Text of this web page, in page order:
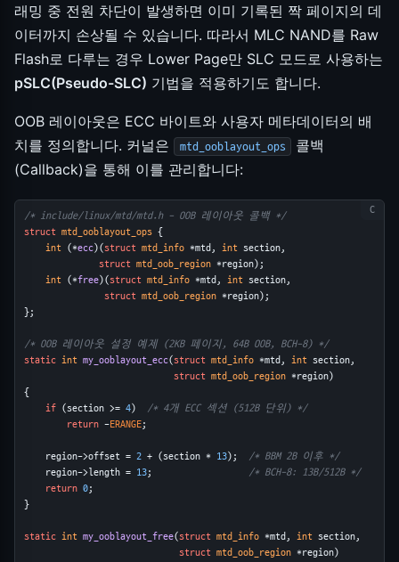
래밍 중 전원 차단이 발생하면 이미 기록된 짝 페이지의 데
이터까지 손상될 수 있습니다. 따라서 MLC NAND를 Raw
Flash로 다루는 경우 Lower Page만 SLC 모드로 사용하는
pSLC(Pseudo-SLC) 기법을 적용하기도 합니다.
OOB 레이아웃은 ECC 바이트와 사용자 메타데이터의 배
치를 정의합니다. 커널은
mtd_ooblayout_ops
콜백
(Callback)을 통해 이를 관리합니다:
/* include/linux/mtd/mtd.h - OOB 레이아웃 콜백 */
struct mtd_ooblayout_ops {
int (*ecc)(struct mtd_info *mtd, int section,
struct mtd_oob_region *region);
int (*free)(struct mtd_info *mtd, int section,
struct mtd_oob_region *region);
};
/* OOB 레이아웃 설정 예제 (2KB 페이지, 64B OOB, BCH-8) */
static int my_ooblayout_ecc(struct mtd_info *mtd, int section,
struct mtd_oob_region *region)
{
if (section >= 4)
/* 4개 ECC 섹션 (512B 단위) */
return -ERANGE;
    region->offset =
2 + (section * 13);
/* BBM 2B 이후 */
    region->length =
13;
/* BCH-8: 13B/512B */
return 0;
}
static int my_ooblayout_free(struct mtd_info *mtd, int section,
struct mtd_oob_region *region)